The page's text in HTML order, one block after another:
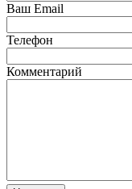
Ваш Email
Телефон
Комментарий